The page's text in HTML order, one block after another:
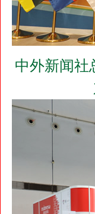
中外新闻社